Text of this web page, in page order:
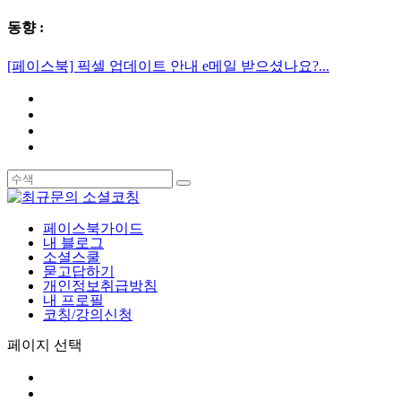
동향 :
[페이스북] 픽셀 업데이트 안내 e메일 받으셨나요?...
페이스북가이드
내 블로그
소셜스쿨
묻고답하기
개인정보취급방침
내 프로필
코칭/강의신청
페이지 선택